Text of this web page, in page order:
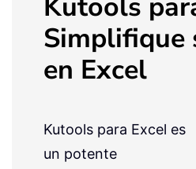
Simplifique
en Excel
Kutools para Excel es
un potente